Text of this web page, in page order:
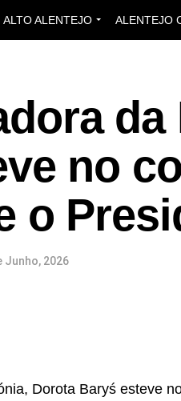
ALTO ALENTEJO ALENTEJO
no
o
Junho, 2026
Dorota Baryś esteve